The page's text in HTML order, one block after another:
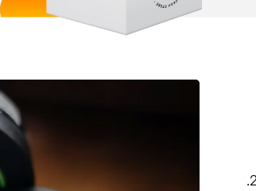
חברת Musthave היא אחת מחברות הטבק הפופולריות ביותר של 2019-2020.